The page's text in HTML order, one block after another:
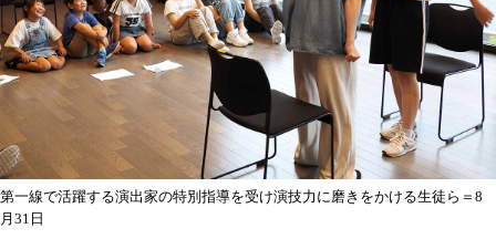
第一線で活躍する演出家の特別指導を受け演技力に磨きをかける生徒ら＝8
月31日